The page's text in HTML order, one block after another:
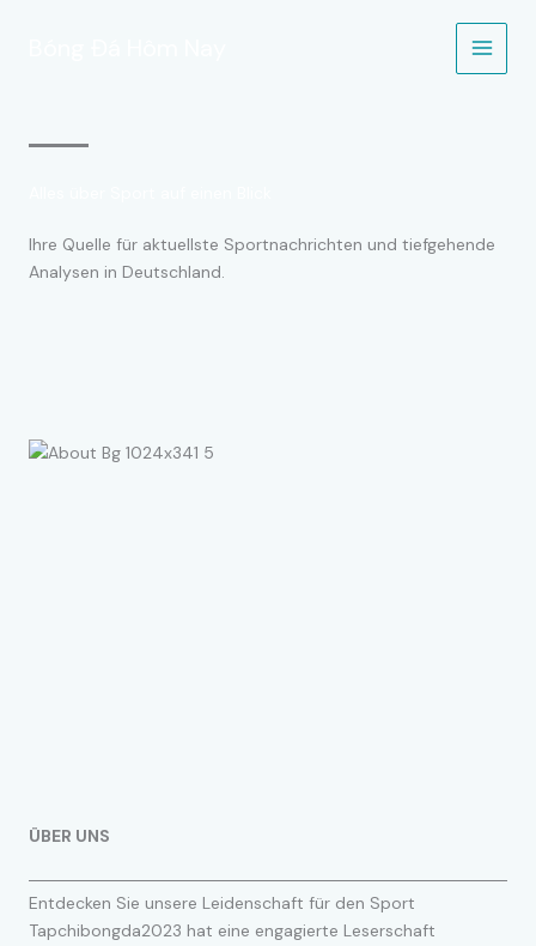
Ihre Quelle für aktuellste Sportnachrichten und tiefgehende
Analysen in Deutschland.
ÜBER UNS
Entdecken Sie unsere Leidenschaft für den Sport
Tapchibongda2023 hat eine engagierte Leserschaft